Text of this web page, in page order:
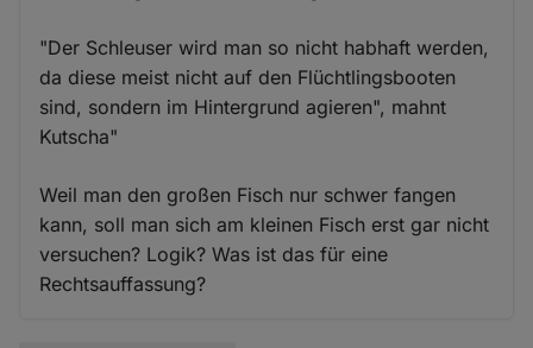
"Der Schleuser wird man so nicht habhaft werden,
da diese meist nicht auf den Flüchtlingsbooten
sind, sondern im Hintergrund agieren", mahnt
Kutscha"
Weil man den großen Fisch nur schwer fangen
kann, soll man sich am kleinen Fisch erst gar nicht
versuchen? Logik? Was ist das für eine
Rechtsauffassung?
Cookies